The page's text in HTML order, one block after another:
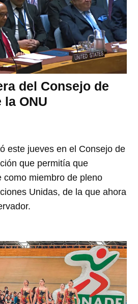
del Consejo de
la ONU
este jueves en el Consejo de
que permitía que
como miembro de pleno
Unidas, de la que ahora